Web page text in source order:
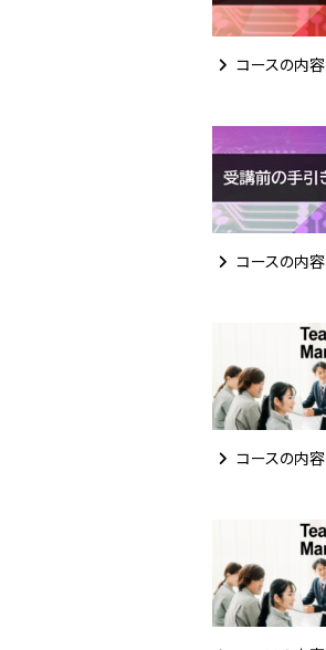
コースの内容
コースの内容
コースの内容